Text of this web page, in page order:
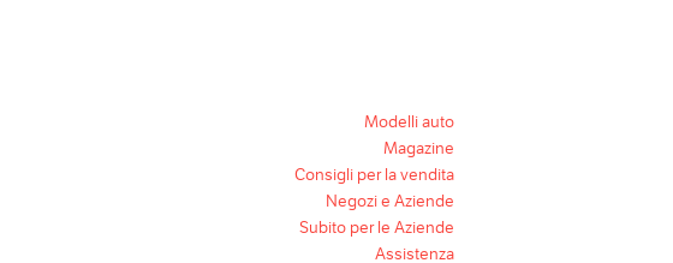
Modelli auto
Magazine
Consigli per la vendita
Negozi e Aziende
Subito per le Aziende
Assistenza